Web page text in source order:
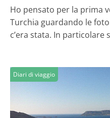
Ho pensato per la prima
Turchia guardando le
c’era stata. In particolare
Diari di viaggio